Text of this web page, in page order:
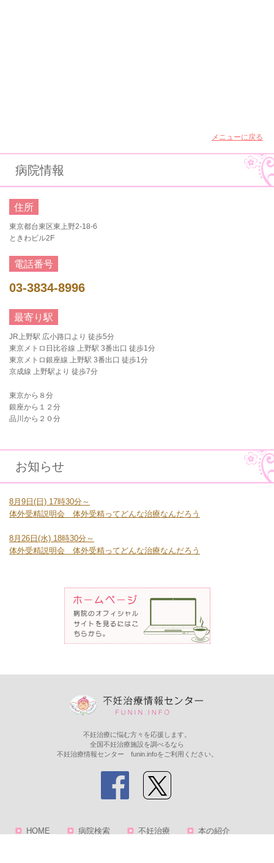
メニューに戻る
病院情報
住所
東京都台東区東上野2-18-6
ときわビル2F
電話番号
03-3834-8996
最寄り駅
JR上野駅 広小路口より 徒歩5分
東京メトロ日比谷線 上野駅 3番出口 徒歩1分
東京メトロ銀座線 上野駅 3番出口 徒歩1分
京成線 上野駅より 徒歩7分
東京から８分
銀座から１２分
品川から２０分
お知らせ
8月9日(日) 17時30分～
体外受精説明会 体外受精ってどんな治療なんだろう
8月26日(水) 18時30分～
体外受精説明会 体外受精ってどんな治療なんだろう
不妊治療に悩む方々を応援します。
全国不妊治療施設を調べるなら
不妊治療情報センター funin.infoをご利用ください。
HOME 病院検索 不妊治療 本の紹介